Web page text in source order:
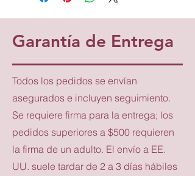
Garantía de Entrega
Todos los pedidos se envían
asegurados e incluyen seguimiento.
Se requiere firma para la entrega; los
pedidos superiores a $500 requieren
la firma de un adulto. El envío a EE.
UU. suele tardar de 2 a 3 días hábiles